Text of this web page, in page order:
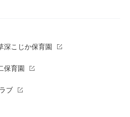
深こじか保育園
保育園
ブ